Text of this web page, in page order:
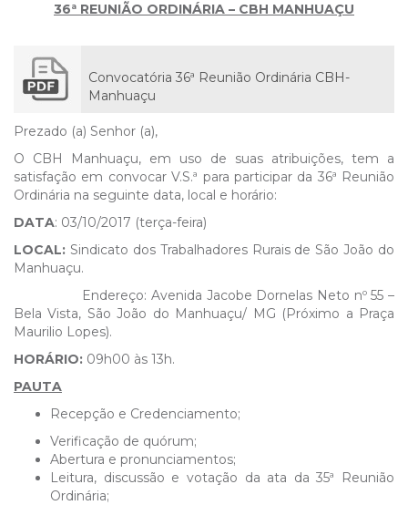
36ª REUNIÃO ORDINÁRIA – CBH MANHUAÇU
Convocatória 36ª Reunião Ordinária CBH-
Manhuaçu
Prezado (a) Senhor (a),
O CBH Manhuaçu, em uso de suas atribuições, tem a
satisfação em convocar V.S.ª para participar da 36ª Reunião
Ordinária na seguinte data, local e horário:
DATA: 03/10/2017 (terça-feira)
LOCAL: Sindicato dos Trabalhadores Rurais de São João do
Manhuaçu.
Endereço: Avenida Jacobe Dornelas Neto nº 55 –
Bela Vista, São João do Manhuaçu/ MG (Próximo a Praça
Maurilio Lopes).
HORÁRIO: 09h00 às 13h.
PAUTA
Recepção e Credenciamento;
Verificação de quórum;
Abertura e pronunciamentos;
Leitura, discussão e votação da ata da 35ª Reunião
Ordinária;